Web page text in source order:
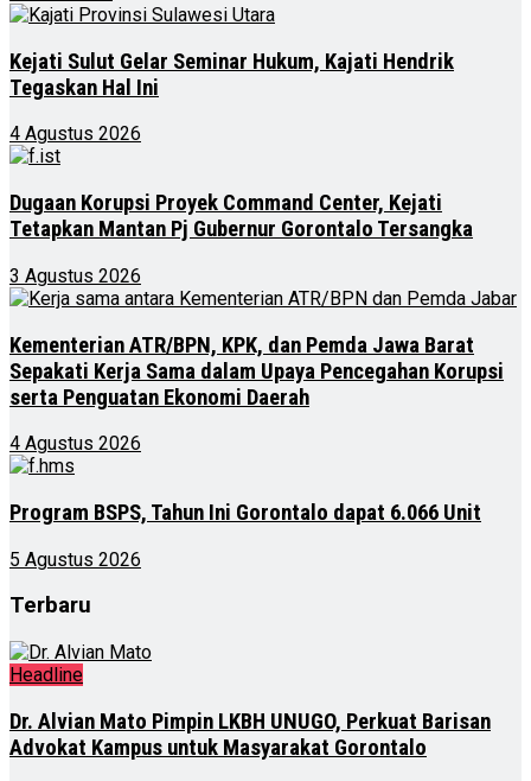
Kejati Sulut Gelar Seminar Hukum, Kajati Hendrik
Tegaskan Hal Ini
4 Agustus 2026
Dugaan Korupsi Proyek Command Center, Kejati
Tetapkan Mantan Pj Gubernur Gorontalo Tersangka
3 Agustus 2026
Kementerian ATR/BPN, KPK, dan Pemda Jawa Barat
Sepakati Kerja Sama dalam Upaya Pencegahan Korupsi
serta Penguatan Ekonomi Daerah
4 Agustus 2026
Program BSPS, Tahun Ini Gorontalo dapat 6.066 Unit
5 Agustus 2026
Terbaru
Headline
Dr. Alvian Mato Pimpin LKBH UNUGO, Perkuat Barisan
Advokat Kampus untuk Masyarakat Gorontalo